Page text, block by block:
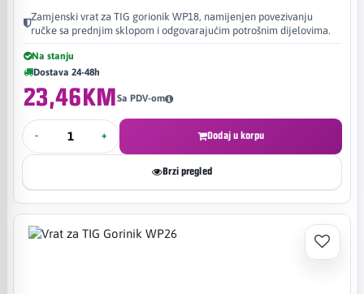
Zamjenski vrat za TIG gorionik WP18, namijenjen povezivanju
ručke sa prednjim sklopom i odgovarajućim potrošnim dijelovima.
Na stanju
Dostava 24-48h
23,46KMSa PDV-om
- + Dodaj u korpu
Brzi pregled